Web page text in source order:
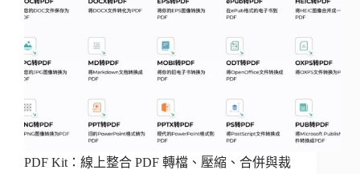
PDF Kit：線上整合 PDF 轉檔、壓縮、合併與裁